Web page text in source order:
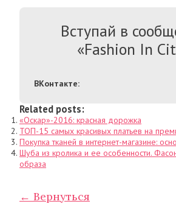
Вступай в
«Fashion In
ВКонтакте:
Related posts:
«Оскар»-2016: красная дорожка
ТОП-15 самых красивых платьев на
Покупка тканей в интернет-магазине:
Шуба из кролика и ее особенности.
образа
← Вернуться